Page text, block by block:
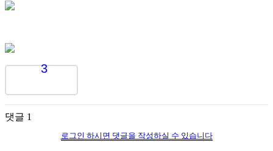
3
댓글 1
로그인 하시면 댓글을 작성하실 수 있습니다